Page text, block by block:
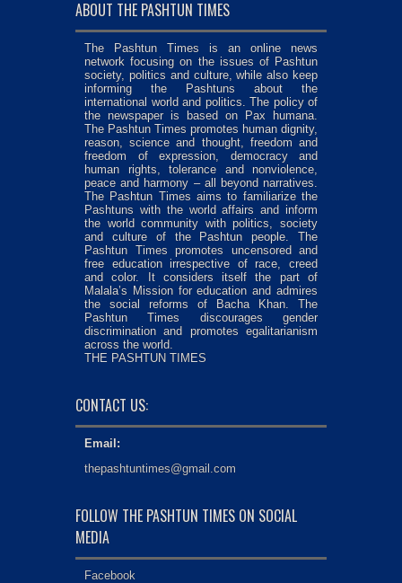
ABOUT THE PASHTUN TIMES
The Pashtun Times is an online news
network focusing on the issues of Pashtun
society, politics and culture, while also keep
informing the Pashtuns about the
international world and politics. The policy of
the newspaper is based on Pax humana.
The Pashtun Times promotes human dignity,
reason, science and thought, freedom and
freedom of expression, democracy and
human rights, tolerance and nonviolence,
peace and harmony – all beyond narratives.
The Pashtun Times aims to familiarize the
Pashtuns with the world affairs and inform
the world community with politics, society
and culture of the Pashtun people. The
Pashtun Times promotes uncensored and
free education irrespective of race, creed
and color. It considers itself the part of
Malala’s Mission for education and admires
the social reforms of Bacha Khan. The
Pashtun Times discourages gender
discrimination and promotes egalitarianism
across the world.
THE PASHTUN TIMES
CONTACT US:
Email:
thepashtuntimes@gmail.com
FOLLOW THE PASHTUN TIMES ON SOCIAL
MEDIA
Facebook